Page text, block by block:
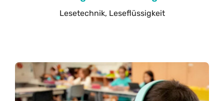
Lesetechnik, Leseflüssigkeit